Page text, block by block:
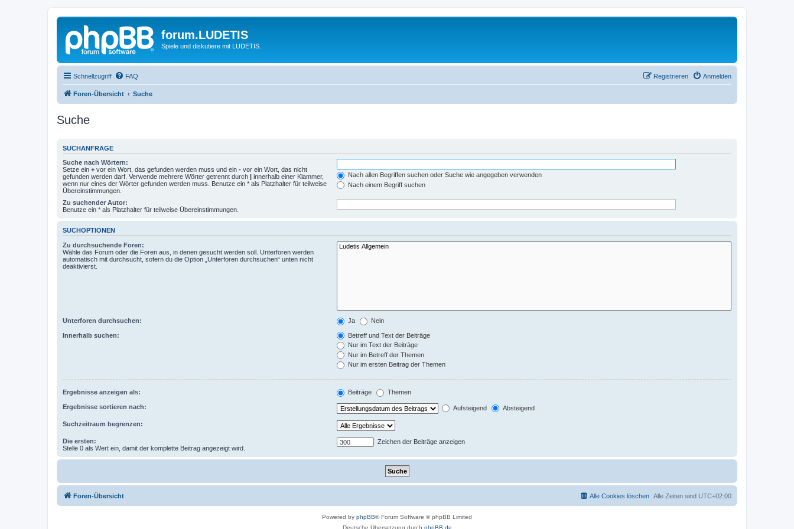
forum.LUDETIS
Spiele und diskutiere mit LUDETIS.
Schnellzugriff FAQ Anmelden
Registrieren
Foren-Übersicht Suche
Suche
SUCHANFRAGE
Suche nach Wörtern:
Setze ein + vor ein Wort, das gefunden werden muss und ein - vor ein Wort, das nicht
gefunden werden darf. Verwende mehrere Wörter getrennt durch | innerhalb einer Klammer,
wenn nur eines der Wörter gefunden werden muss. Benutze ein * als Platzhalter für teilweise
Übereinstimmungen.
Nach allen Begriffen suchen oder Suche wie angegeben verwenden
Nach einem Begriff suchen
Zu suchender Autor:
Benutze ein * als Platzhalter für teilweise Übereinstimmungen.
SUCHOPTIONEN
Zu durchsuchende Foren:
Wähle das Forum oder die Foren aus, in denen gesucht werden soll. Unterforen werden
automatisch mit durchsucht, sofern du die Option „Unterforen durchsuchen“ unten nicht
deaktivierst.
Unterforen durchsuchen: Ja Nein
Innerhalb suchen:
Betreff und Text der Beiträge
Nur im Text der Beiträge
Nur im Betreff der Themen
Nur im ersten Beitrag der Themen
Ergebnisse anzeigen als: Beiträge Themen
Ergebnisse sortieren nach: Aufsteigend Absteigend
Suchzeitraum begrenzen:
Die ersten:
Stelle 0 als Wert ein, damit der komplette Beitrag angezeigt wird.
Zeichen der Beiträge anzeigen
Foren-Übersicht Alle Zeiten sind UTC+02:00
Alle Cookies löschen
Powered by phpBB® Forum Software © phpBB Limited
Deutsche Übersetzung durch phpBB.de